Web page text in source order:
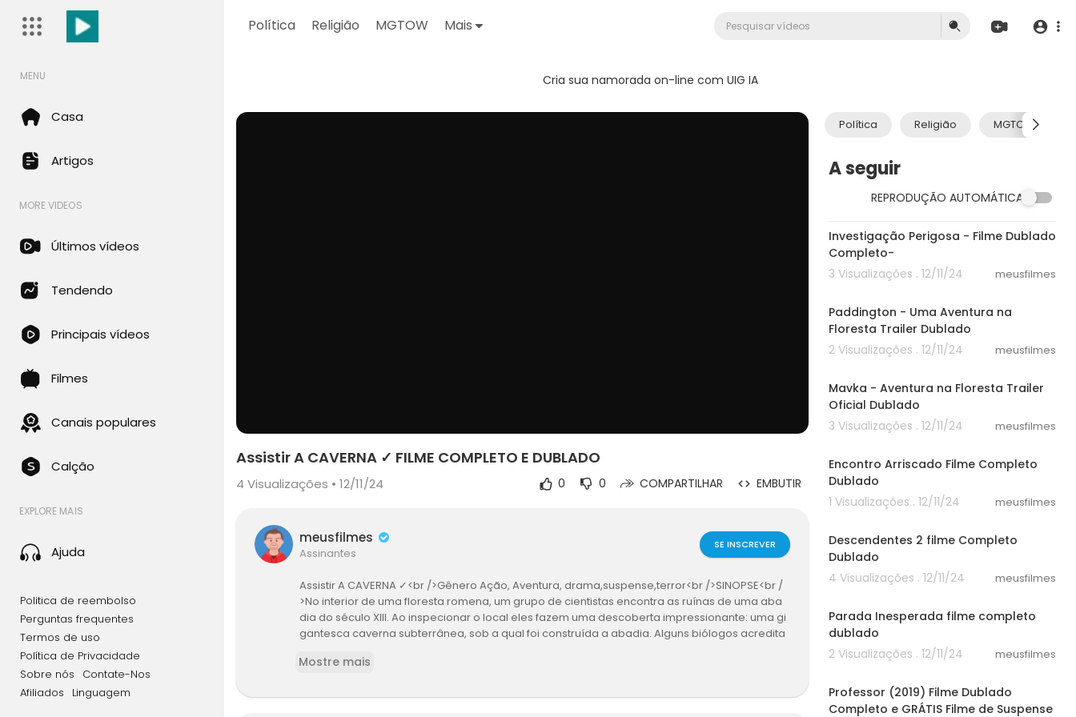
Política Religião MGTOW Mais
MENU
Casa
Artigos
MORE VIDEOS
Últimos vídeos
Tendendo
Principais vídeos
Filmes
Canais populares
Calção
EXPLORE MAIS
Ajuda
Politica de reembolso
Perguntas frequentes
Termos de uso
Política de Privacidade
Sobre nós
Contate-Nos
Afiliados
Linguagem
Cria sua namorada on-line com UIG IA
Política Religião MGTOW
A seguir
REPRODUÇÃO AUTOMÁTICA
40:15
Investigação Perigosa - Filme Dublado
Completo-
3 Visualizações . 12/11/24
meusfilmes
Paddington - Uma Aventura na
Floresta Trailer Dublado
2 Visualizações . 12/11/24
meusfilmes
Mavka - Aventura na Floresta Trailer
Oficial Dublado
3 Visualizações . 12/11/24
meusfilmes
Encontro Arriscado Filme Completo
Dublado
1 Visualizações . 12/11/24
meusfilmes
Descendentes 2 filme Completo
Dublado
4 Visualizações . 12/11/24
meusfilmes
Parada Inesperada filme completo
dublado
2 Visualizações . 12/11/24
meusfilmes
Professor (2019) Filme Dublado
Completo e GRÁTIS Filme de Suspense
Assistir A CAVERNA ✓ FILME COMPLETO E DUBLADO
4 Visualizações • 12/11/24 0 0 COMPARTILHAR EMBUTIR
meusfilmes
Assinantes
SE INSCREVER
Assistir A CAVERNA ✓<br />Gênero Ação, Aventura, drama,suspense,terror<br />SINOPSE<br /
>No interior de uma floresta romena, um grupo de cientistas encontra as ruínas de uma aba
dia do século XIII. Ao inspecionar o local eles fazem uma descoberta impressionante: uma gi
gantesca caverna subterrânea, sob a qual foi construída a abadia. Alguns biólogos acredita
em a ajuda de um grupo de exploradores americanos. Entre eles estão Jack (Cole Hauser)
hadores do planeta. O grupo chega na Romênia com equipamentos de última geração, incl
Mostre mais